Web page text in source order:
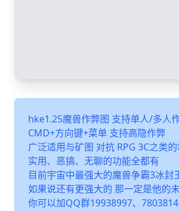
hke1.25魔兽作弊图 支持单人/多人
CMD+方向键+菜单 支持高隐作弊
广泛适用与矿图 对抗 RPG 3C之类
实用、恶搞、无聊的功能全都有
目前宇宙中最强大的魔兽争霸3冰封
如果说还有更强大的 那一定是他的
你可以加QQ群19938997、7803814